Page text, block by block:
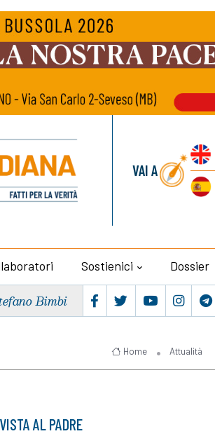
VAI A
Sostienici Dossier
Bimbi
Home Attualità
AL PADRE